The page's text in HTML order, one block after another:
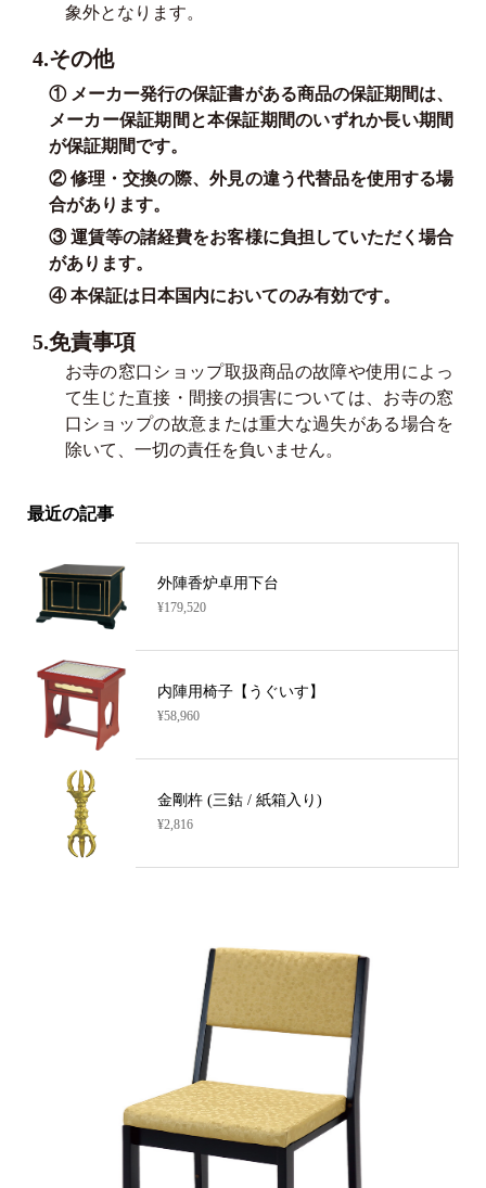
象外となります。
4.その他
① メーカー発行の保証書がある商品の保証期間は、
メーカー保証期間と本保証期間のいずれか長い期間
が保証期間です。
② 修理・交換の際、外見の違う代替品を使用する場
合があります。
③ 運賃等の諸経費をお客様に負担していただく場合
があります。
④ 本保証は日本国内においてのみ有効です。
5.免責事項
お寺の窓口ショップ取扱商品の故障や使用によっ
て生じた直接・間接の損害については、お寺の窓
口ショップの故意または重大な過失がある場合を
除いて、一切の責任を負いません。
最近の記事
外陣香炉卓用下台
¥179,520
内陣用椅子【うぐいす】
¥58,960
金剛杵 (三鈷 / 紙箱入り)
¥2,816